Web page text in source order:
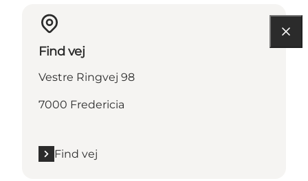
Find vej
Vestre Ringvej 98
7000 Fredericia
Find vej